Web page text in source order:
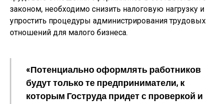
законом, необходимо снизить налоговую нагрузку и
упростить процедуры администрирования трудовых
отношений для малого бизнеса.
«Потенциально оформлять работников
будут только те предприниматели, к
которым Гоструда придет с проверкой и